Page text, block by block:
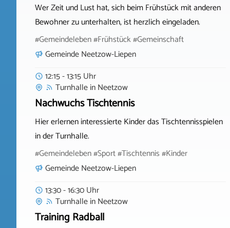
Wer Zeit und Lust hat, sich beim Frühstück mit anderen
Bewohner zu unterhalten, ist herzlich eingeladen.
#Gemeindeleben #Frühstück #Gemeinschaft
Gemeinde Neetzow-Liepen
12:15 - 13:15 Uhr
TurnhalleinNeetzow
Nachwuchs Tischtennis
Hier erlernen interessierte Kinder das Tischtennisspielen
in der Turnhalle.
#Gemeindeleben #Sport #Tischtennis #Kinder
Gemeinde Neetzow-Liepen
13:30 - 16:30 Uhr
TurnhalleinNeetzow
Training Radball